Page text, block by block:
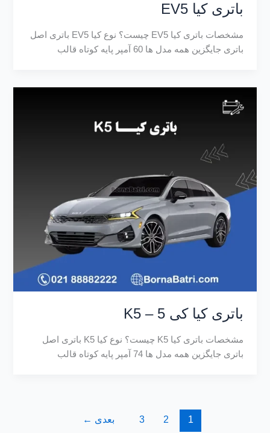
باتری کیا EV5
مشخصات باتری کیا EV5 چیست؟ نوع کیا EV5 باتری اصل
باتری جایگزین همه مدل ها 60 آمپر پایه کوتاه قالب
باتری کیا کی 5 – K5
مشخصات باتری کیا K5 چیست؟ نوع کیا K5 باتری اصل
باتری جایگزین همه مدل ها 74 آمپر پایه کوتاه قالب
1
2
3 بعدی ←